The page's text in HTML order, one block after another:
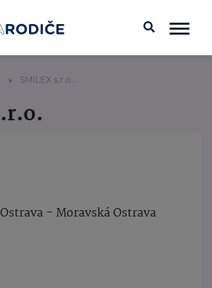
SMILEX s.r.o.
- Moravská Ostrava